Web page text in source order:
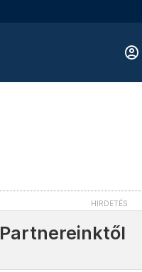
Partnereinktől